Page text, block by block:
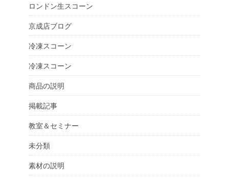
ロンドン生スコーン
京成店ブログ
冷凍スコーン
冷凍スコーン
商品の説明
掲載記事
教室＆セミナー
未分類
素材の説明